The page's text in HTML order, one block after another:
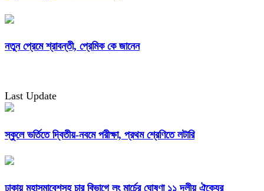
নতুন প্রেমে শ্রাবন্তী, প্রেমিক কে জানেন
Last Update
স্কুলে ভর্তিতে দ্বিতীয়-নবমে পরীক্ষা, প্রথম শ্রেণিতে লটারি
ঢাকায় মহাসমাবেশসহ চার বিভাগে লং মার্চের ঘোষণা ১১ দলীয় ঐক্যের